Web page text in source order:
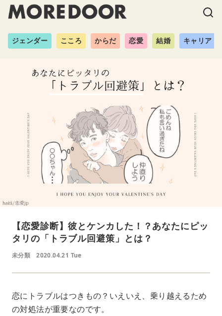
ジェンダー こころ からだ 恋愛 結婚 キャリア
【恋愛診断】彼とケンカした！？あなたにピッ
タリの「トラブル回避策」とは？
未分類 2020.04.21 Tue
恋にトラブルはつきもの？いえいえ、乗り越えるため
の対処法が重要なのです。